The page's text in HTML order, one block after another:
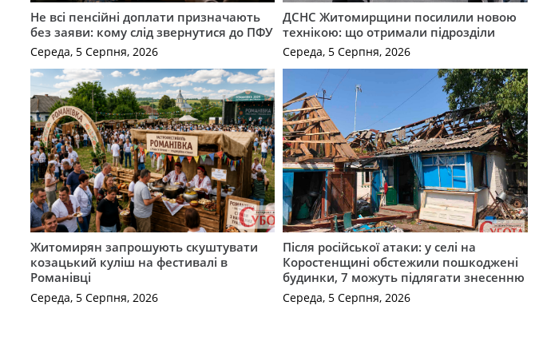
Не всі пенсійні доплати призначають
без заяви: кому слід звернутися до ПФУ
Середа, 5 Серпня, 2026
ДСНС Житомирщини посилили новою
технікою: що отримали підрозділи
Середа, 5 Серпня, 2026
Житомирян запрошують скуштувати
козацький куліш на фестивалі в
Романівці
Середа, 5 Серпня, 2026
Після російської атаки: у селі на
Коростенщині обстежили пошкоджені
будинки, 7 можуть підлягати знесенню
Середа, 5 Серпня, 2026